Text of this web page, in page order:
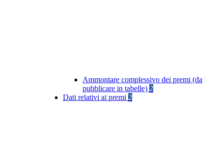
Ammontare complessivo dei premi (da
pubblicare in tabelle) 2
Dati relativi ai premi 2